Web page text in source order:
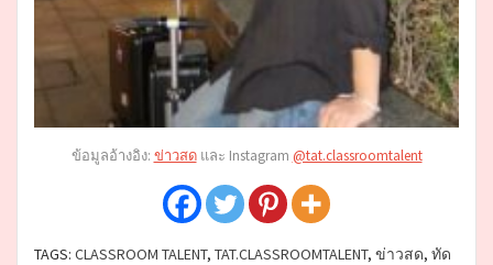
ข้อมูลอ้างอิง: ข่าวสดและ Instagram @tat.classroomtalent
TAGS: CLASSROOM TALENT, TAT.CLASSROOMTALENT, ข่าวสด, ทัด